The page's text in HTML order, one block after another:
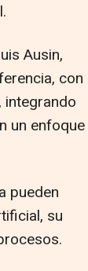
Ausin,
con
un enfoque
pueden
su